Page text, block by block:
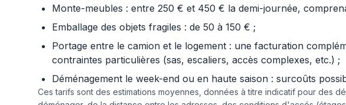
Monte-meubles : entre 250 € et 450 € la demi-journée,
Emballage des objets fragiles : de 50 à 150 € ;
Portage entre le camion et le logement : une facturation
contraintes particulières (sas, escaliers, accès complexes, etc.) ;
Déménagement le week-end ou en haute saison : surcoûts
Ces tarifs sont des estimations moyennes, données à titre indicatif pour des